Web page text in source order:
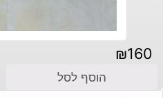
₪160
הוסף לסל